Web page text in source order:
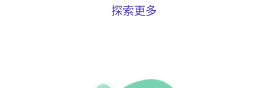
探索更多